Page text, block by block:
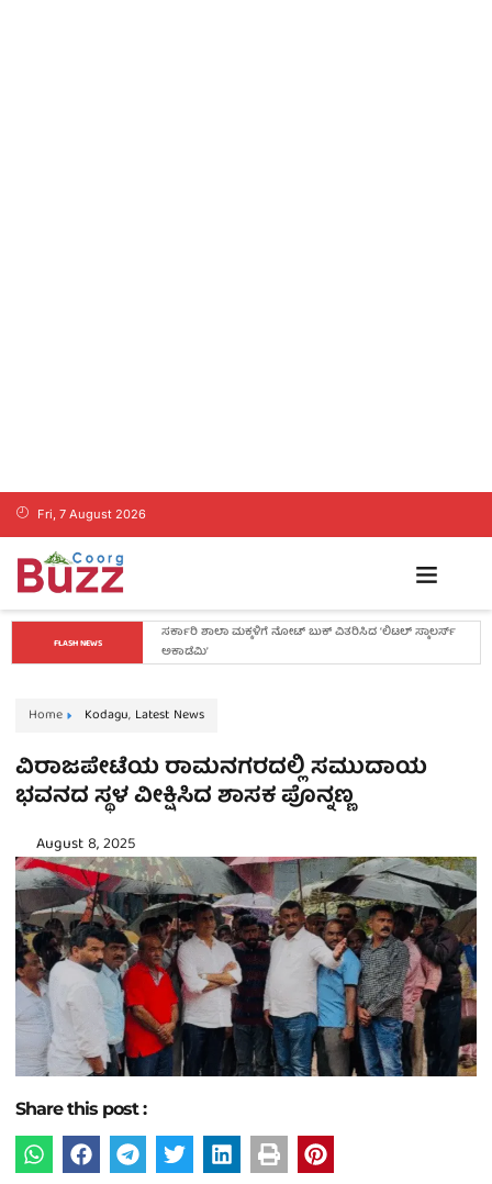
Fri, 7 August 2026
FLASH NEWS
ಕೊಡಗಿನ ಯುವ ನಾಯಕ ಪೊನ್ನಣ್ಣಗೆ ಸಚಿವ ಸ್ಥಾನ..? ನಿಯೋಗದ
ಎದುರು ಸಿಎಂ ಡಿ.ಕೆ. ಶಿವಕುಮಾರ್ ಮಹತ್ವದ ಸುಳಿವು..!
Home Kodagu, Latest News
ವಿರಾಜಪೇಟೆಯ ರಾಮನಗರದಲ್ಲಿ ಸಮುದಾಯ
ಭವನದ ಸ್ಥಳ ವೀಕ್ಷಿಸಿದ ಶಾಸಕ ಪೊನ್ನಣ್ಣ
August 8, 2025
Share this post :